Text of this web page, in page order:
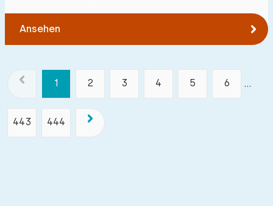
Ansehen
1 2 3 4 5 6 ...
443 444